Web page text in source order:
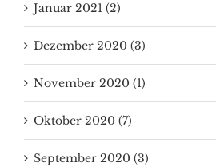
Januar 2021 (2)
Dezember 2020 (3)
November 2020 (1)
Oktober 2020 (7)
September 2020 (3)